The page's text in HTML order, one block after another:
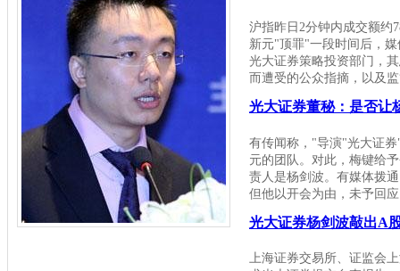
沪指昨日2分钟内成交额约
新元"顶罪"一段时间后，
光大证券策略投资部门，
而遭受的公众指摘，以及
光大证券董秘：是否让
有传闻称，"导演"光大证
元的团队。对此，梅键给
责人是杨剑波。有媒体拨
但他以开会为由，未予回
光大证券杨剑波敲出A
上海证券交易所、证监会